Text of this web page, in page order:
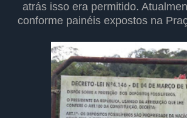
atrás isso era permitido.
conforme painéis expostos na